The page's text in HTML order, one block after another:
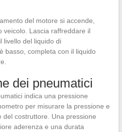
del motore si accende,
veicolo. Lascia raffreddare il
livello del liquido di
basso, completa con il liquido
dei pneumatici
indica una pressione
per misurare la pressione e
del costruttore. Una pressione
aderenza e una durata